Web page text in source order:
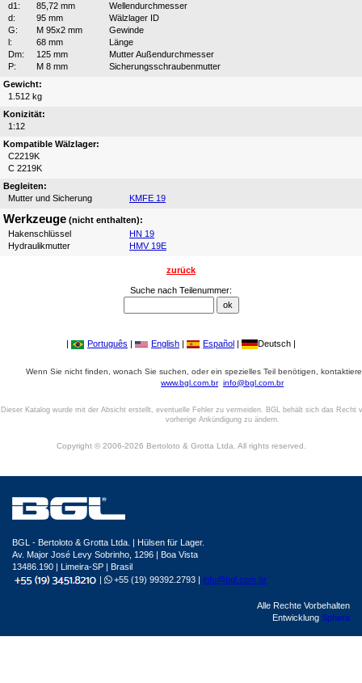
d1:
85,72 mm
Wellendurchmesser
d:
95 mm
Wälzlager ID
G:
M 95x2 mm
Gewinde
l:
68 mm
Länge
Dm:
125 mm
Mutter Außendurchmesser
P:
M 8 mm
Sicherungsschraubenmutter
Gewicht:
1.512 kg
Konizität:
1:12
Kompatible Wälzlager:
C2219K
C 2219K
Begleiten:
Mutter und Sicherung
KMFE 19
Werkzeuge (nicht enthalten):
Hakenschlüssel
HN 19
Hydraulikmutter
HMV 19E
zurück
Suche nach Teilenummer:
| Português | English | Español | Deutsch |
Wenn Sie nicht finden, wonach Sie suchen, oder ein spezielles Teil benötigen,
www.bgl.com.br info@bgl.com.br
Dieser Katalog wurde mit der Absicht erstellt, eventuelle Fehler zu vermeiden. BGL behält sich das Recht
vorherige Ankündigung zu ändern.
Copyright © 2006-2026 Bertoloto & Grotta Ltda. All rights reserved.
BGL - Bertoloto & Grotta Ltda. | Hülsen für Lager.
Av. Major José Levy Sobrinho, 1296 | Boa Vista
13486.190 | Limeira-SP | Brasil
|
+55 (19) 99392.2793 | info@bgl.com.br
Alle Rechte Vorbehalten
Entwicklung Sphera